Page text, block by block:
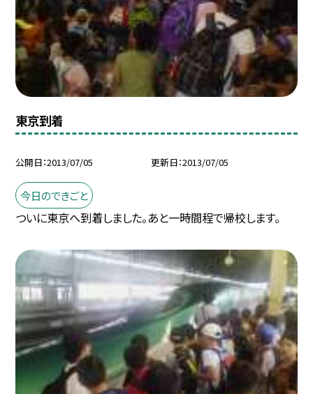
東京到着
公開日 2013/07/05 更新日 2013/07/05
今日のできごと
ついに東京へ到着しました。あと一時間程で帰校します。